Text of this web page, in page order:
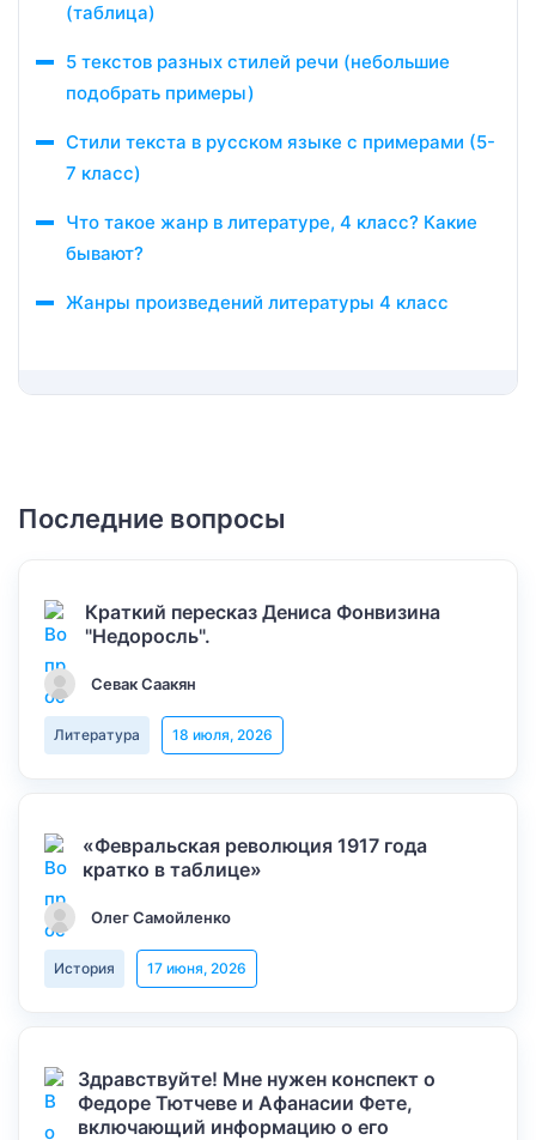
(таблица)
5 текстов разных стилей речи (небольшие
подобрать примеры)
Стили текста в русском языке с примерами (5-
7 класс)
Что такое жанр в литературе, 4 класс? Какие
бывают?
Жанры произведений литературы 4 класс
Последние вопросы
Краткий пересказ Дениса Фонвизина
"Недоросль".
Севак Саакян
Литература 18 июля, 2026
«Февральская революция 1917 года
кратко в таблице»
Олег Самойленко
История 17 июня, 2026
Здравствуйте! Мне нужен конспект о
Федоре Тютчеве и Афанасии Фете,
включающий информацию о его